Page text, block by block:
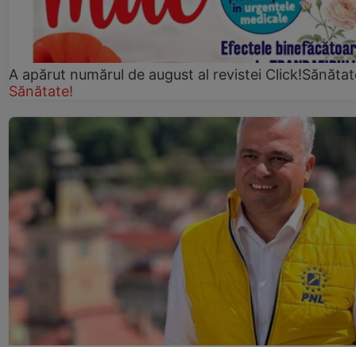
A apărut numărul de august al revistei
Sănătate!